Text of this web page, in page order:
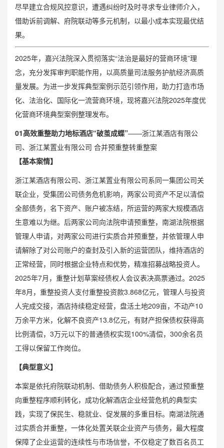
尽早建立合规风控意识，遭遇纠纷时及时寻求专业律师介入，
借助诉前调解、府院联动等多元机制，以最小成本实现最优结
果。
2025年，嘉兴法院深入贯彻落实“法治是最好的营商环境”理
念，充分发挥审判职能作用，以高质量司法服务护航经济高质
量发展。为进一步发挥典型案例示范引领作用，助力打造市场
化、法治化、国际化一流营商环境，现将嘉兴法院2025年度优
化营商环境典型案例整理发布。
01高效重整助力地标酒店“破茧成蝶”——浙江某酒店有限公
司、浙江某置业有限公司 合并预重整转重整案
【基本案情】
浙江某酒店有限公司、浙江某置业有限公司系同一集团公司关
联企业，受集团公司债务危机影响，两家公司资产不足以清偿
全部债务，名下资产、账户被冻结，所运营的两家大规模酒店
生意难以为继。后两家公司向法院申请预重整，南湖法院根据
管理人申请，对两家公司进行实质合并预重整，并依管理人申
请解除了对公司账户的查封及引入新的运营团队，维持酒店的
正常经营，同时根据企业特点和优势，精准招募战略投资人。
2025年7月，重整计划草案经债权人会议表决高票通过。2025
年8月，重整投资人支付重整投资款3.868亿元，管理人与投资
人完成交接，酒店持续稳定经营，盘活土地209亩，不动产10
万余平方米，化解不良资产13.8亿元，有财产担保债权获得高
比例清偿，3万元以下的普通债权实现100%清偿，300余名员
工得以保留工作岗位。
【典型意义】
本案是依托府院联动机制、借助债务人积极配合，通过预重整
向重整程序顺利转化，成功化解酒店企业经营危机的典型实
践，实现了保民生、稳就业、促发展的多重目标。南湖法院通
过实质合并重整，一体化处置关联企业资产与债务，最大程度
保障了企业运营的连续性与市场信誉，不仅稳定了数百名员工